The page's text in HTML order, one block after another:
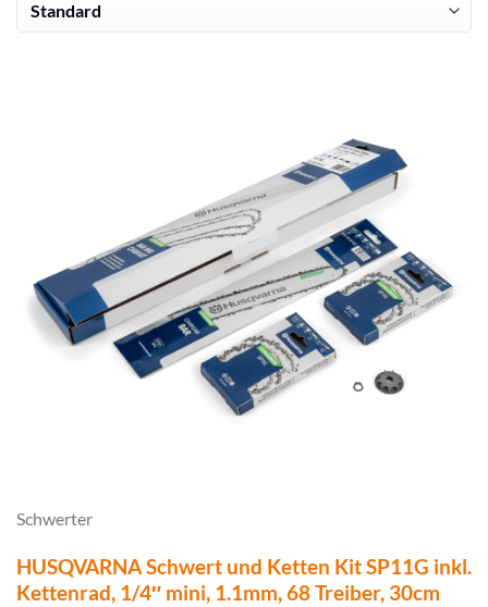
Schwerter
HUSQVARNA Schwert und Ketten Kit SP11G inkl.
Kettenrad, 1/4″ mini, 1.1mm, 68 Treiber, 30cm